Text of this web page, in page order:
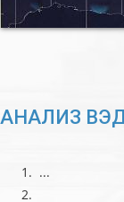
АНАЛИЗ
...